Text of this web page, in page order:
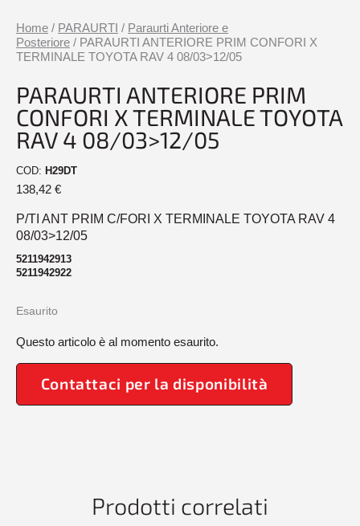
Home / PARAURTI / Paraurti Anteriore e
Posteriore / PARAURTI ANTERIORE PRIM CONFORI X
TERMINALE TOYOTA RAV 4 08/03>12/05
PARAURTI ANTERIORE PRIM
CONFORI X TERMINALE TOYOTA
RAV 4 08/03>12/05
COD: H29DT
138,42 €
P/TI ANT PRIM C/FORI X TERMINALE TOYOTA RAV 4
08/03>12/05
5211942913
5211942922
Esaurito
Questo articolo è al momento esaurito.
Contattaci per la disponibilità
Prodotti correlati